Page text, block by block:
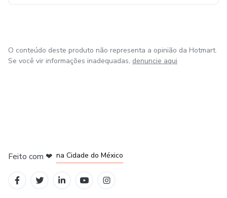
O conteúdo deste produto não representa a opinião da Hotmart.
Se você vir informações inadequadas, denuncie aqui
Feito com ❤ na Cidade do México